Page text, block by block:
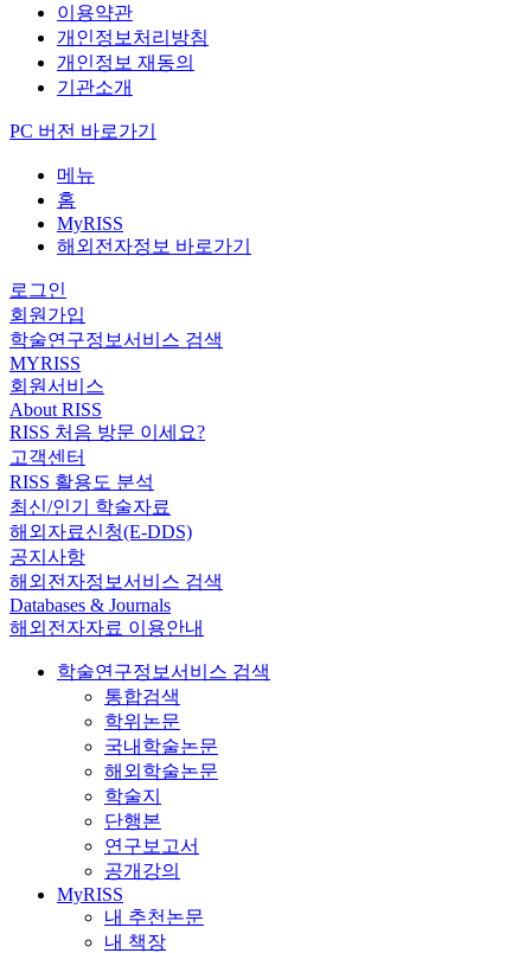
이용약관
개인정보처리방침
개인정보 재동의
기관소개
PC 버전 바로가기
메뉴
홈
MyRISS
해외전자정보 바로가기
로그인
회원가입
학술연구정보서비스 검색
MYRISS
회원서비스
About RISS
RISS 처음 방문 이세요?
고객센터
RISS 활용도 분석
최신/인기 학술자료
해외자료신청(E-DDS)
공지사항
해외전자정보서비스 검색
Databases & Journals
해외전자자료 이용안내
학술연구정보서비스 검색
통합검색
학위논문
국내학술논문
해외학술논문
학술지
단행본
연구보고서
공개강의
MyRISS
내 추천논문
내 책장